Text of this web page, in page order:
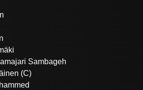
Sambageh
(C)